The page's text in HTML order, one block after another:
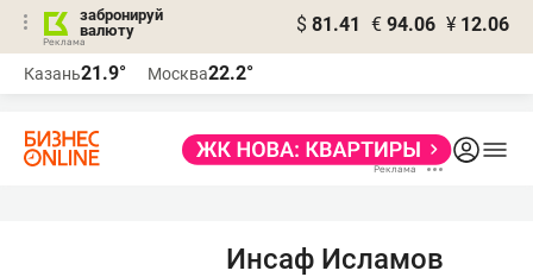
забронируй
валюту
$ 81.41 € 94.06 ¥ 12.06
Казань21.9° Москва22.2°
Инсаф Исламов